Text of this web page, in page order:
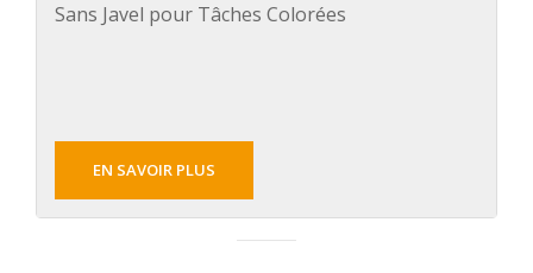
Sans Javel pour Tâches Colorées
EN SAVOIR PLUS